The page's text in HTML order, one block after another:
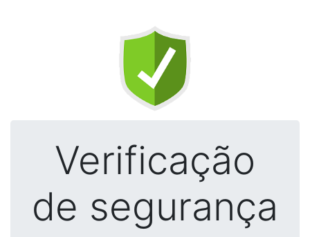
Verificação
de segurança